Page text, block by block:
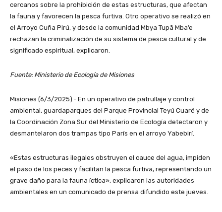
cercanos sobre la prohibición de estas estructuras, que afectan
la fauna y favorecen la pesca furtiva. Otro operativo se realizó en
el Arroyo Cuña Pirú, y desde la comunidad Mbya Tupã Mba’e
rechazan la criminalización de su sistema de pesca cultural y de
significado espiritual, explicaron.
Fuente: Ministerio de Ecología de Misiones
Misiones (6/3/2025).- En un operativo de patrullaje y control
ambiental, guardaparques del Parque Provincial Teyú Cuaré y de
la Coordinación Zona Sur del Ministerio de Ecología detectaron y
desmantelaron dos trampas tipo París en el arroyo Yabebirí.
«Estas estructuras ilegales obstruyen el cauce del agua, impiden
el paso de los peces y facilitan la pesca furtiva, representando un
grave daño para la fauna íctica», explicaron las autoridades
ambientales en un comunicado de prensa difundido este jueves.